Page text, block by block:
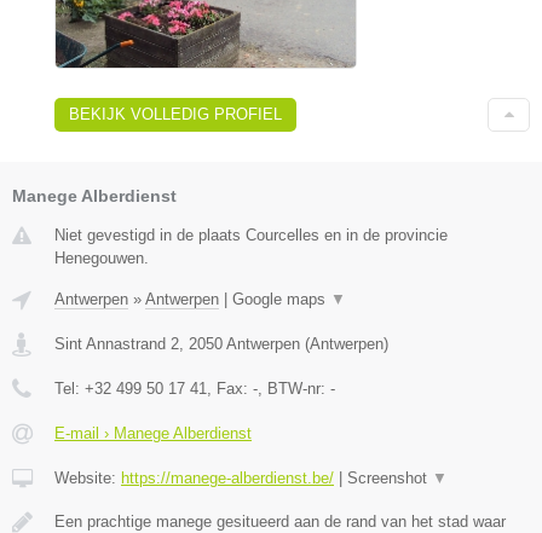
BEKIJK VOLLEDIG PROFIEL
Manege Alberdienst
Niet gevestigd in de plaats Courcelles en in de provincie
Henegouwen.
Antwerpen » Antwerpen | Google maps ▼
Sint Annastrand 2 2050 Antwerpen (Antwerpen)
Tel: +32 499 50 17 41 , Fax: - , BTW-nr: -
E-mail › Manege Alberdienst
Website: https://manege-alberdienst.be/ | Screenshot ▼
Een prachtige manege gesitueerd aan de rand van het stad waar